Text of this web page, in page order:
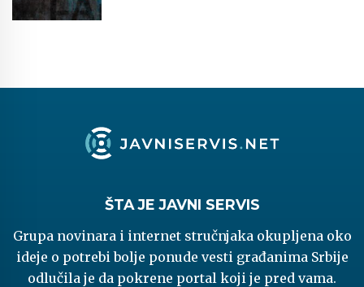
ŠTA JE JAVNI SERVIS
Grupa novinara i internet stručnjaka okupljena oko
ideje o potrebi bolje ponude vesti građanima Srbije
odlučila je da pokrene portal koji je pred vama.